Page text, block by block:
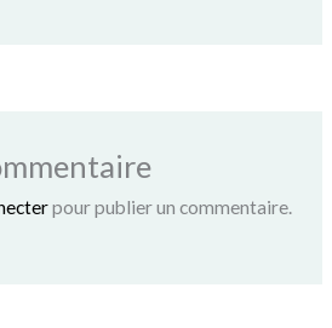
pour publier un commentaire.